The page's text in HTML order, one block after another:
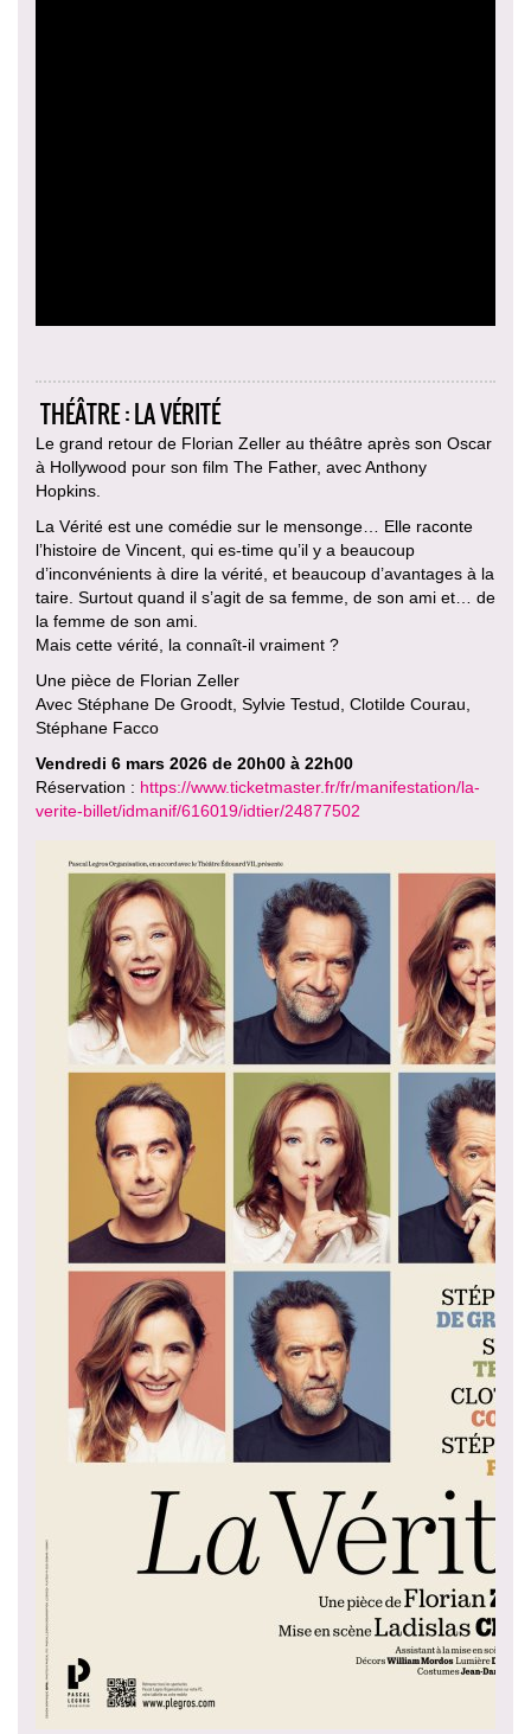
THÉÂTRE : LA VÉRITÉ
Le grand retour de Florian Zeller au théâtre après son Oscar
à Hollywood pour son film The Father, avec Anthony
Hopkins.
La Vérité est une comédie sur le mensonge… Elle raconte
l’histoire de Vincent, qui es-time qu’il y a beaucoup
d’inconvénients à dire la vérité, et beaucoup d’avantages à la
taire. Surtout quand il s’agit de sa femme, de son ami et… de
la femme de son ami.
Mais cette vérité, la connaît-il vraiment ?
Une pièce de Florian Zeller
Avec Stéphane De Groodt, Sylvie Testud, Clotilde Courau,
Stéphane Facco
Vendredi 6 mars 2026 de 20h00 à 22h00
Réservation : https://www.ticketmaster.fr/fr/manifestation/la-
verite-billet/idmanif/616019/idtier/24877502